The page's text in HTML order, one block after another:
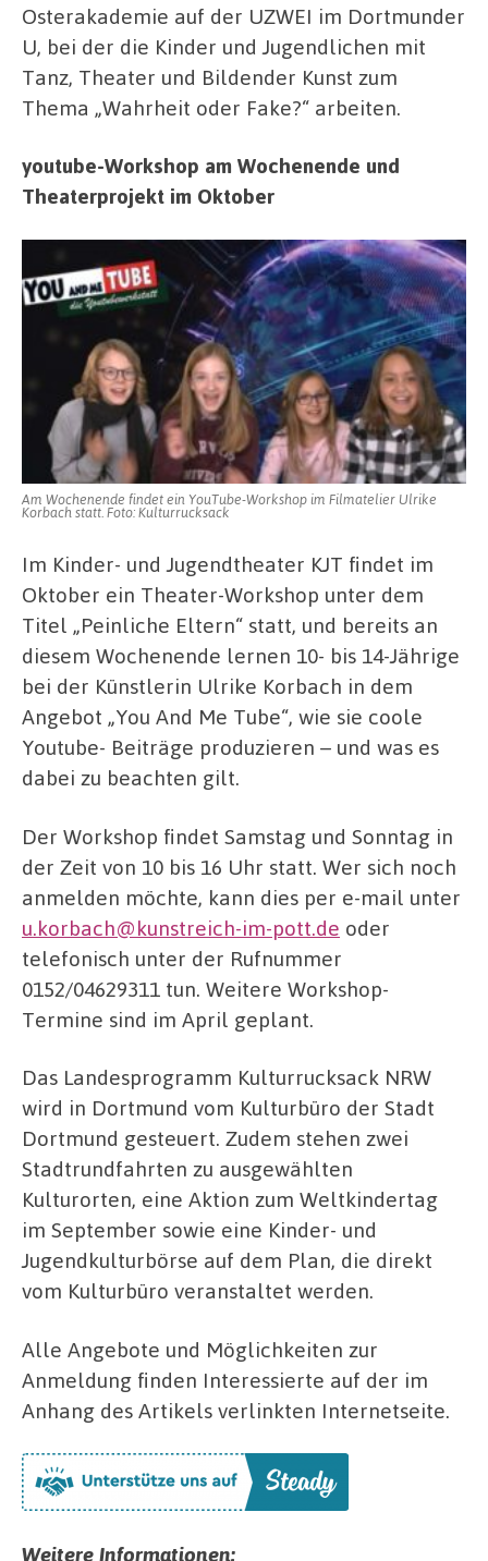
Osterakademie auf der UZWEI im Dortmunder
U, bei der die Kinder und Jugendlichen mit
Tanz, Theater und Bildender Kunst zum
Thema „Wahrheit oder Fake?“ arbeiten.
youtube-Workshop am Wochenende und
Theaterprojekt im Oktober
Am Wochenende findet ein YouTube-Workshop im Filmatelier Ulrike
Korbach statt. Foto: Kulturrucksack
Im Kinder- und Jugendtheater KJT findet im
Oktober ein Theater-Workshop unter dem
Titel „Peinliche Eltern“ statt, und bereits an
diesem Wochenende lernen 10- bis 14-Jährige
bei der Künstlerin Ulrike Korbach in dem
Angebot „You And Me Tube“, wie sie coole
Youtube- Beiträge produzieren – und was es
dabei zu beachten gilt.
Der Workshop findet Samstag und Sonntag in
der Zeit von 10 bis 16 Uhr statt. Wer sich noch
anmelden möchte, kann dies per e-mail unter
u.korbach@kunstreich-im-pott.de oder
telefonisch unter der Rufnummer
0152/04629311 tun. Weitere Workshop-
Termine sind im April geplant.
Das Landesprogramm Kulturrucksack NRW
wird in Dortmund vom Kulturbüro der Stadt
Dortmund gesteuert. Zudem stehen zwei
Stadtrundfahrten zu ausgewählten
Kulturorten, eine Aktion zum Weltkindertag
im September sowie eine Kinder- und
Jugendkulturbörse auf dem Plan, die direkt
vom Kulturbüro veranstaltet werden.
Alle Angebote und Möglichkeiten zur
Anmeldung finden Interessierte auf der im
Anhang des Artikels verlinkten Internetseite.
Weitere Informationen: